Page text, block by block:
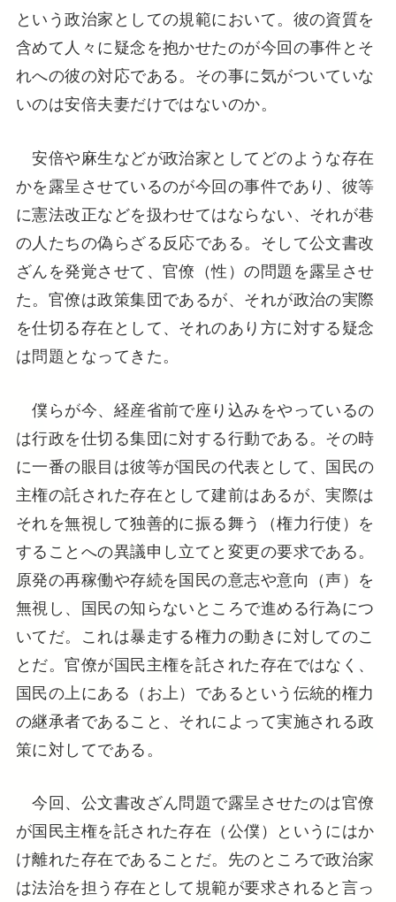
という政治家としての規範において。彼の資質を
含めて人々に疑念を抱かせたのが今回の事件とそ
れへの彼の対応である。その事に気がついていな
いのは安倍夫妻だけではないのか。
安倍や麻生などが政治家としてどのような存在
かを露呈させているのが今回の事件であり、彼等
に憲法改正などを扱わせてはならない、それが巷
の人たちの偽らざる反応である。そして公文書改
ざんを発覚させて、官僚（性）の問題を露呈させ
た。官僚は政策集団であるが、それが政治の実際
を仕切る存在として、それのあり方に対する疑念
は問題となってきた。
僕らが今、経産省前で座り込みをやっているの
は行政を仕切る集団に対する行動である。その時
に一番の眼目は彼等が国民の代表として、国民の
主権の託された存在として建前はあるが、実際は
それを無視して独善的に振る舞う（権力行使）を
することへの異議申し立てと変更の要求である。
原発の再稼働や存続を国民の意志や意向（声）を
無視し、国民の知らないところで進める行為につ
いてだ。これは暴走する権力の動きに対してのこ
とだ。官僚が国民主権を託された存在ではなく、
国民の上にある（お上）であるという伝統的権力
の継承者であること、それによって実施される政
策に対してである。
今回、公文書改ざん問題で露呈させたのは官僚
が国民主権を託された存在（公僕）というにはか
け離れた存在であることだ。先のところで政治家
は法治を担う存在として規範が要求されると言っ